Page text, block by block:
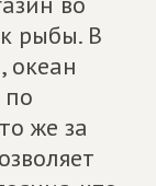
рыбы. В
океан
по
же за